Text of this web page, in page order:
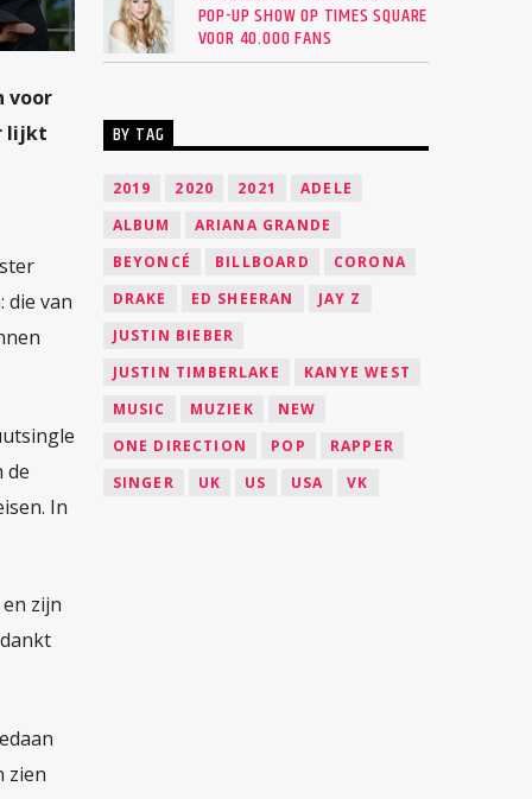
voor
lijkt
die van
de
In
zijn
zien
POP-UP SHOW OP TIMES SQUARE
VOOR 40.000 FANS
BY TAG
2019 2020 2021
ADELE
ALBUM
ARIANA GRANDE
BEYONCÉ
BILLBOARD
CORONA
DRAKE
ED SHEERAN
JAY Z
JUSTIN BIEBER
JUSTIN TIMBERLAKE
KANYE WEST
MUSIC
MUZIEK
NEW
ONE DIRECTION
POP
RAPPER
SINGER
UK US USA VK